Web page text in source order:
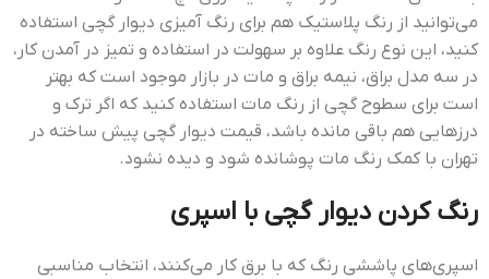
می‌توانید از رنگ پلاستیک هم برای رنگ آمیزی دیوار گچی استفاده
کنید، این نوع رنگ علاوه بر سهولت در استفاده و تمیز در آمدن کار،
در سه مدل براق، نیمه براق و مات در بازار موجود است که بهتر
است برای سطوح گچی از رنگ مات استفاده کنید که اگر ترک و
درزهایی هم باقی مانده باشد، قيمت ديوار گچي پيش ساخته در
تهران با کمک رنگ مات پوشانده شود و دیده نشود.
رنگ‌ کردن دیوار گچی با اسپری
اسپری‌های پاششی رنگ که با برق کار می‌کنند، انتخاب مناسبی